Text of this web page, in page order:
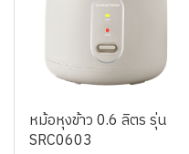
หม้อหุงข้าว 0.6 ลิตร รุ่น
SRC0603